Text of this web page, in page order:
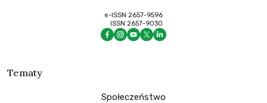
e-ISSN 2657-9596
ISSN 2657-9030
Tematy
Społeczeństwo